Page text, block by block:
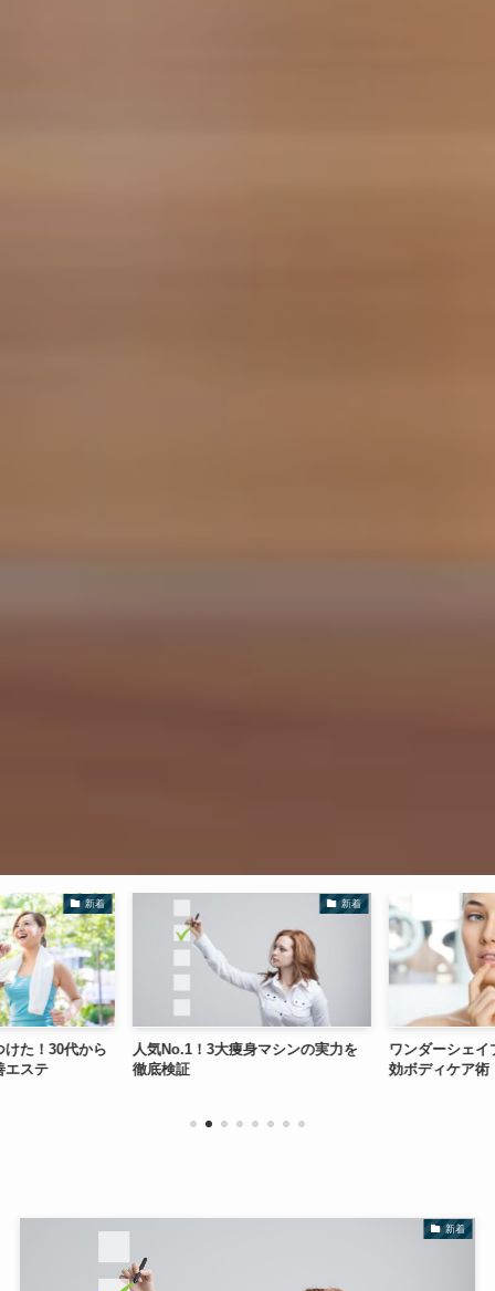
新着
た！30代から
ステ
新着
人気No.1！3大痩身マシンの実力を
徹底検証
ワンダーシェイ
効ボディケア術
新着